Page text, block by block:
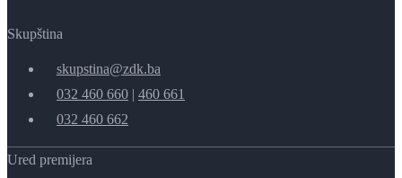
Skupština
skupstina@zdk.ba
032 460 660 | 460 661
032 460 662
Ured premijera